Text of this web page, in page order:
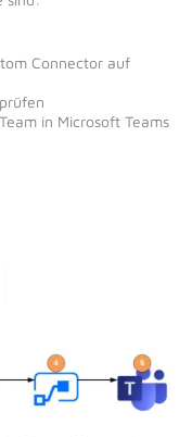
Connector auf
in Microsoft Teams